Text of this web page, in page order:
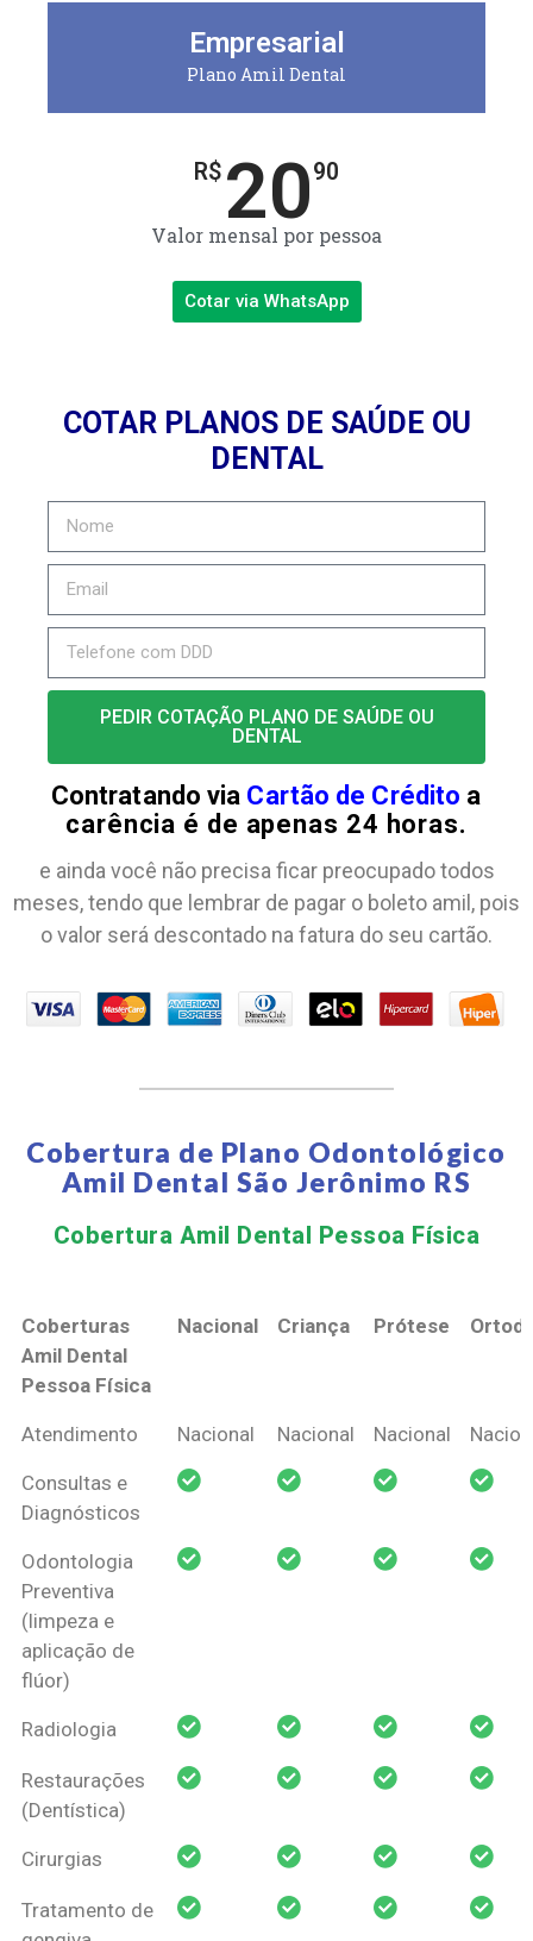
Empresarial
Plano Amil Dental
R$ 2090
Valor mensal por pessoa
Cotar via WhatsApp
COTAR PLANOS DE SAÚDE OU
DENTAL
PEDIR COTAÇÃO PLANO DE SAÚDE OU
DENTAL
Contratando via Cartão de Crédito a
carência é de apenas 24 horas.
e ainda você não precisa ficar preocupado todos
meses, tendo que lembrar de pagar o boleto amil, pois
o valor será descontado na fatura do seu cartão.
Cobertura de Plano Odontológico
Amil Dental São Jerônimo RS
Cobertura Amil Dental Pessoa Física​
Coberturas
Amil Dental
Pessoa Física
Nacional Criança Prótese
Coberturas
Pessoa Física
Nacional Criança Prótese
Atendimento Nacional Nacional Nacional
Consultas e
Diagnósticos
Odontologia
Preventiva
(limpeza e
aplicação de
flúor)
Radiologia
Restaurações
(Dentística)
Cirurgias
Tratamento de